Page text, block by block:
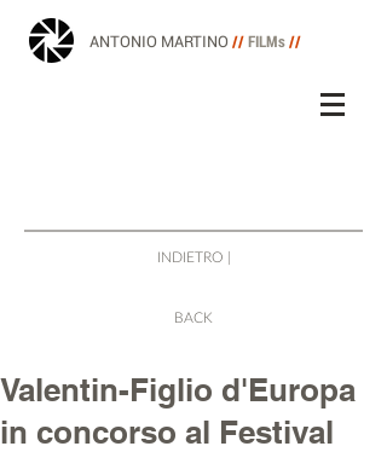
ANTONIO MARTINO // FILMs //
INDIETRO |
BACK
Valentin-Figlio d'Europa
in concorso al Festival